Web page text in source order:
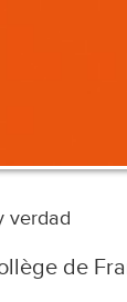
verdad
de